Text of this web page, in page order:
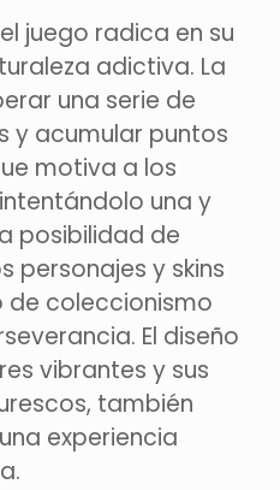
juego radica en su
adictiva. La
una serie de
y acumular puntos
motiva a los
una y
posibilidad de
personajes y skins
de coleccionismo
El diseño
vibrantes y sus
también
experiencia